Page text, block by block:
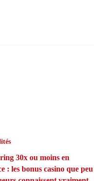
30x ou moins en
: les bonus casino que peu